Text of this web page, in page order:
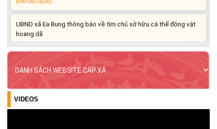
hoang dã
(06/08/2026)
Ea Bung đẩy mạnh tuyên truyền kỷ niệm 96 năm Ngày truyền
thống ngành Tuyên giáo của Đảng (01/8/1930 – 01/8/2026)
(04/08/2026)
Ea Bung tăng cường tuyên truyền chủ động ứng phó với mưa
VIDEOS